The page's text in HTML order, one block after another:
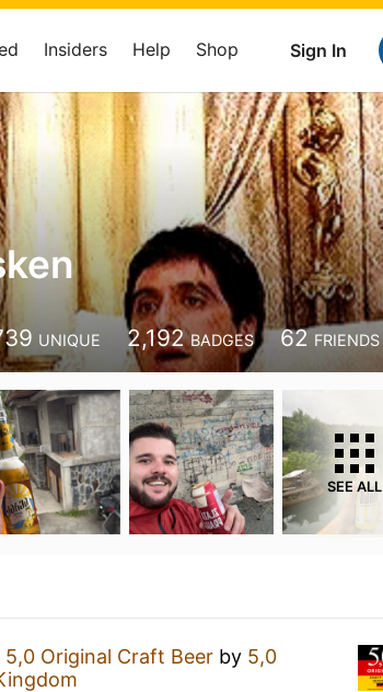
Sign In
Insiders Help Shop
UNIQUE 2,192 BADGES 62 FRIENDS
SEE ALL
5,0 Original Craft Beer by 5,0